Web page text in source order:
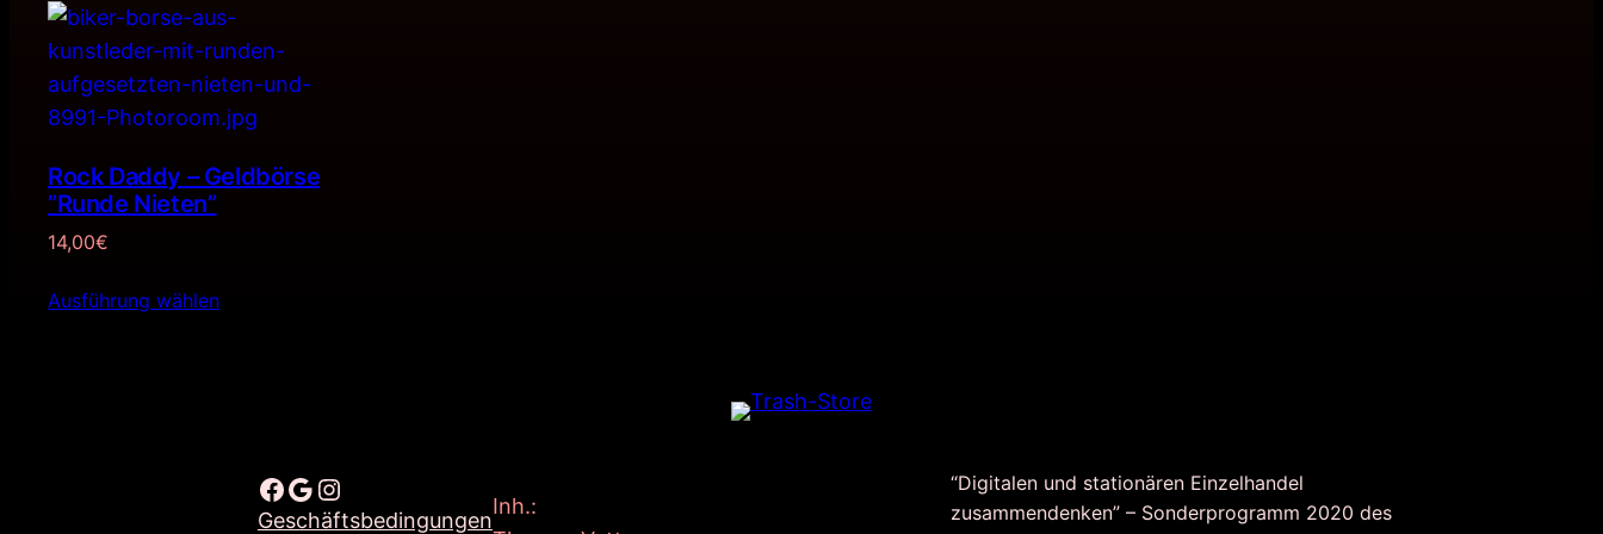
Rock Daddy – Geldbörse
”Runde Nieten”
14,00€
Ausführung wählen
Facebook Google Instagram
Geschäftsbedingungen
Inh.:
“Digitalen und stationären Einzelhandel
zusammendenken” – Sonderprogramm 2020 des